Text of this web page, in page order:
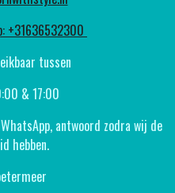
+31636532300
tussen
& 17:00
antwoord zodra wij de
hebben.